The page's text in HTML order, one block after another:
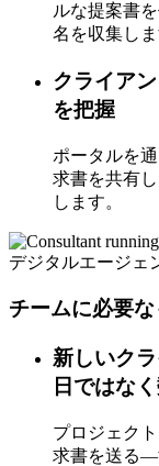
ルな提案書
名を収集しま
クライア
を把握
ポータルを
求書を共有
します。
デジタルエージェ
チームに必要な
新しいク
日ではな
プロジェク
求書を送る—